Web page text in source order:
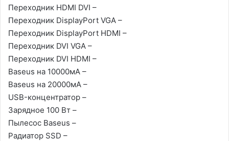
Переходник HDMI DVI –
Переходник DisplayPort VGA –
Переходник DisplayPort HDMI –
Переходник DVI VGA –
Переходник DVI HDMI –
Baseus на 10000мА –
Baseus на 20000мА –
USB-концентратор –
Зарядное 100 Вт –
Пылесос Baseus –
Радиатор SSD –